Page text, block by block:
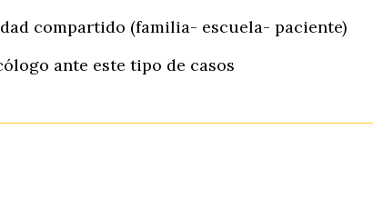
compartido (familia- escuela- paciente)
ante este tipo de casos